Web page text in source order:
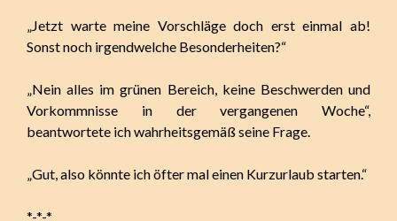
„Jetzt warte meine Vorschläge doch erst einmal ab!
Sonst noch irgendwelche Besonderheiten?“
„Nein alles im grünen Bereich, keine Beschwerden und
Vorkommnisse in der vergangenen Woche“,
beantwortete ich wahrheitsgemäß seine Frage.
„Gut, also könnte ich öfter mal einen Kurzurlaub starten.“
*-*-*